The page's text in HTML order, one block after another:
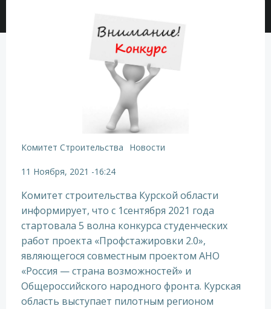
Комитет Строительства Новости
11 Ноября, 2021 -16:24
Комитет строительства Курской области
информирует, что с 1сентября 2021 года
стартовала 5 волна конкурса студенческих
работ проекта «Профстажировки 2.0»,
являющегося совместным проектом АНО
«Россия — страна возможностей» и
Общероссийского народного фронта. Курская
область выступает пилотным регионом